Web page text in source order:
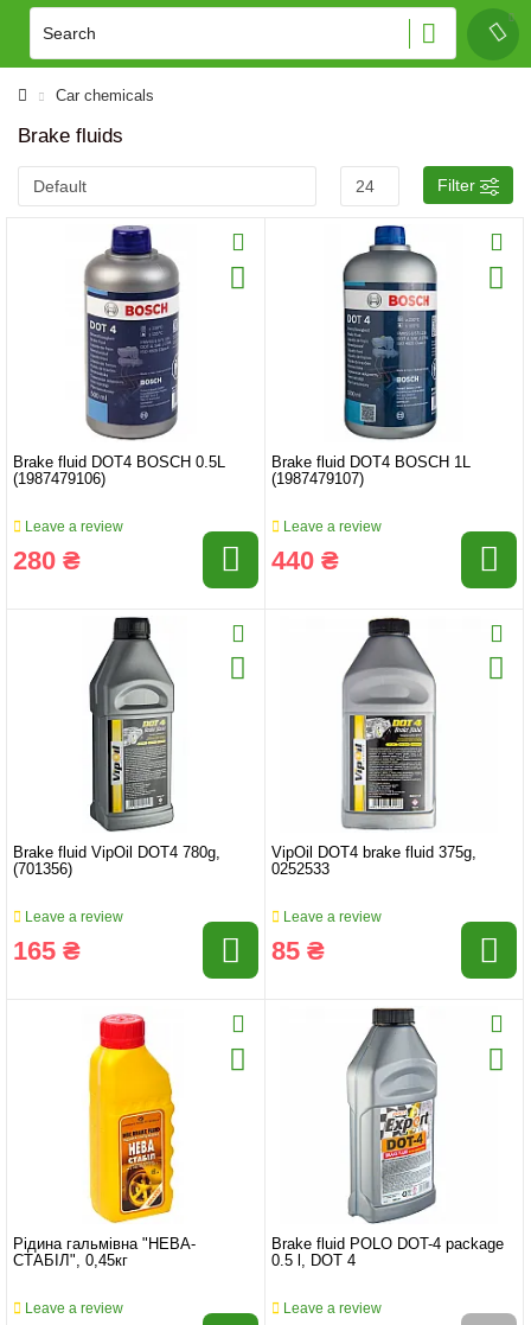
Car chemicals
Brake fluids
Filter
Brake fluid DOT4 BOSCH 0.5L
(1987479106)
Leave a review
280 ₴
Brake fluid DOT4 BOSCH 1L
(1987479107)
Leave a review
440 ₴
Brake fluid VipOil DOT4 780g,
(701356)
Leave a review
165 ₴
VipOil DOT4 brake fluid 375g,
0252533
Leave a review
85 ₴
Рідина гальмівна "НЕВА-
СТАБІЛ", 0,45кг
Leave a review
Brake fluid POLO DOT-4 package
0.5 l, DOT 4
Leave a review